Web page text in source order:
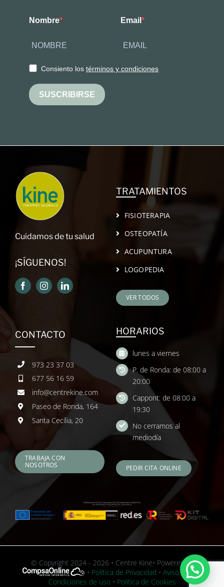
Nombre Email
Consiento los términos y condiciones
SUSCRIBIRSE
Cuidamos de tu salud
¡SÍGUENOS!
TRATAMIENTOS
FISIOTERAPIA
OSTEOPATÍA
ACUPUNTURA
LOGOPEDIA
VER TODOS
CONTACTO
973 23 37 03
677 56 16 59
info@centrekine.com
Paseo de Ronda, 164
Santa Cecília, 20
TRABAJA CON
NOSOTROS
HORARIOS
lunes a viernes
P. de Ronda: de 08:00 a
20:00
Cappont: de 08:00 a
19:30
No cerramos al
mediodía
PEDIR CITA ONLINE
© Copyright 2024 - 2026 • Centre Kine• Powered by
• Política de Privacidad • Aviso Legal y
Condiciones de uso• Política de Cookies